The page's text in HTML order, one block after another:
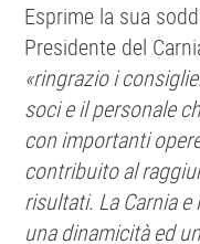
Esprime la sua
Presidente del
«ringrazio i
soci e il personale
con importanti
contribuito al
risultati. La Carnia
una dinamicità ed